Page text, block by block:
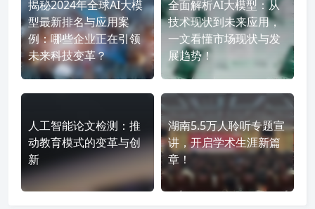
揭秘2024年全球AI大模
型最新排名与应用案
例：哪些企业正在引领
未来科技变革？
全面解析AI大模型：从
技术现状到未来应用，
一文看懂市场现状与发
展趋势！
人工智能论文检测：推
动教育模式的变革与创
新
湖南5.5万人聆听专题宣
讲，开启学术生涯新篇
章！